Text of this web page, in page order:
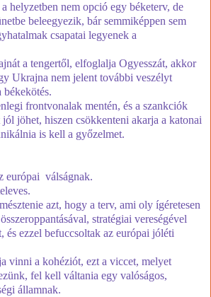
helyzetben nem opció egy béketerv, de
beleegyezik, bár semmiképpen sem
csapatai legyenek a
a tengertől, elfoglalja Ogyesszát, akkor
Ukrajna nem jelent további veszélyt
békekötés.
frontvonalak mentén, és a szankciók
jöhet, hiszen csökkenteni akarja a katonai
is kell a győzelmet.
európai válságnak.
azt, hogy a terv, ami oly ígéretesen
stratégiai vereségével
és ezzel befuccsoltak az európai jóléti
vinni a kohéziót, ezt a viccet, melyet
fel kell váltania egy valóságos,
államnak.